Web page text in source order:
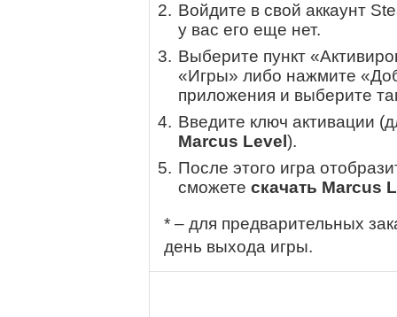
Войдите в свой аккаунт
у вас его еще нет.
Выберите пункт
«Игры» либо нажмите
приложения и выберите
Введите ключ активации
Marcus Level ).
После этого игра
сможете скачать Marcus
* – для предварительных
день выхода игры.